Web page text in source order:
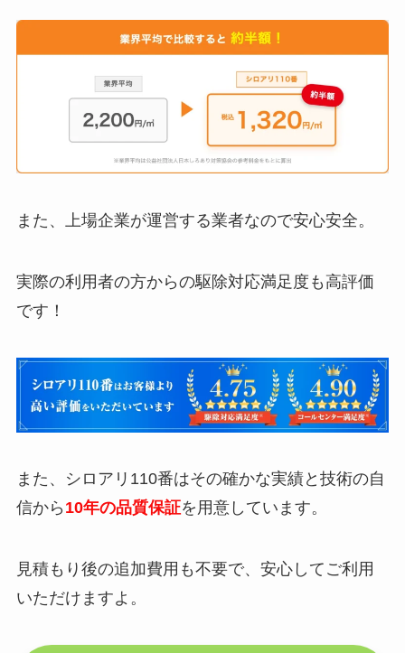
また、上場企業が運営する業者なので安心安全。
実際の利用者の方からの駆除対応満足度も高評価
です！
また、シロアリ110番はその確かな実績と技術の自
信から 10年の品質保証を用意しています。
見積もり後の追加費用も不要で、安心してご利用
いただけますよ。